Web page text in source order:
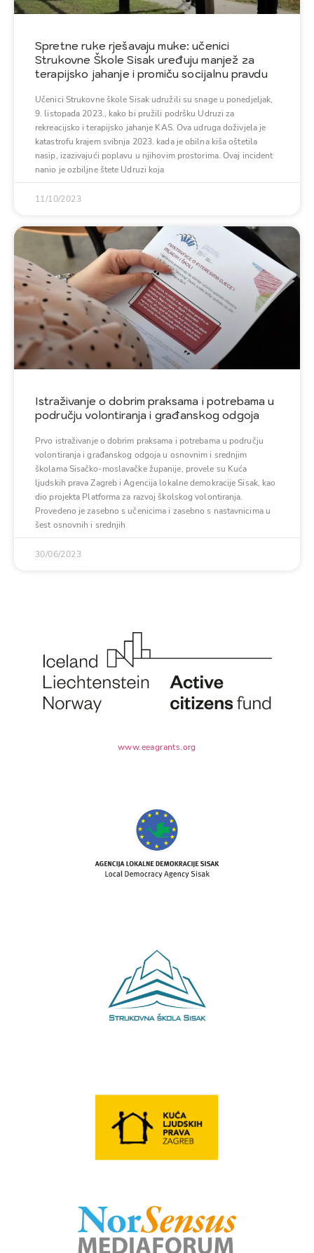
Spretne ruke rješavaju muke: učenici
Strukovne Škole Sisak uređuju manjež za
terapijsko jahanje i promiču socijalnu pravdu
Učenici Strukovne škole Sisak udružili su snage u ponedjeljak,
9. listopada 2023., kako bi pružili podršku Udruzi za
rekreacijsko i terapijsko jahanje KAS. Ova udruga doživjela je
katastrofu krajem svibnja 2023. kada je obilna kiša oštetila
nasip, izazivajući poplavu u njihovim prostorima. Ovaj incident
nanio je ozbiljne štete Udruzi koja
11/10/2023
Istraživanje o dobrim praksama i potrebama u
području volontiranja i građanskog odgoja
Prvo istraživanje o dobrim praksama i potrebama u području
volontiranja i građanskog odgoja u osnovnim i srednjim
školama Sisačko-moslavačke županije, provele su Kuća
ljudskih prava Zagreb i Agencija lokalne demokracije Sisak, kao
dio projekta Platforma za razvoj školskog volontiranja.
Provedeno je zasebno s učenicima i zasebno s nastavnicima u
šest osnovnih i srednjih
30/06/2023
www.eeagrants.org